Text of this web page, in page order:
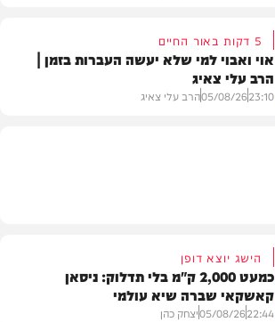
5 דקות באור החיים
אוי ואבוי למי שלא יעשה העברות בזמן |
הרב עלי צאיג
23:10
05/08/26הרב עלי צאיג
הישג יוצא דופן
כמעט 2,000 ק"מ בלי תדלוק: ניסאן
קאשקאי שברה שיא עולמי
22:44
05/08/26יצחק כהן